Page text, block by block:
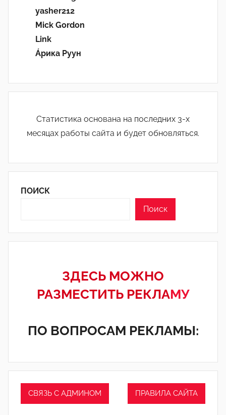
yasher212
Mick Gordon
Link
Áрика Руун
Статистика основана на последних 3-х
месяцах работы сайта и будет обновляться.
ПОИСК
Поиск
ЗДЕСЬ МОЖНО
РАЗМЕСТИТЬ РЕКЛАМУ
ПО ВОПРОСАМ РЕКЛАМЫ:
СВЯЗЬ С АДМИНОМ ПРАВИЛА САЙТА